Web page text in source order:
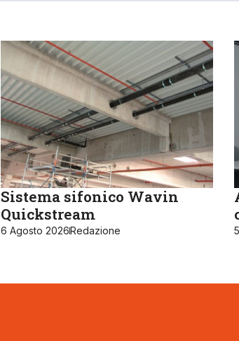
Sistema sifonico Wavin
Quickstream
6 Agosto 2026Redazione